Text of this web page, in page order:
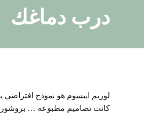
درب دماغك
لوريم ايبسوم هو نموذج
كانت تصاميم مطبوعه … بروشور